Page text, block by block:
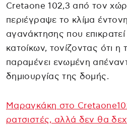
Cretaone 102,3 από τον
περιέγραψε το κλίμα
αγανάκτησης που
κατοίκων, τονίζοντας ότι η
παραμένει ενωμένη
δημιουργίας της δομής.
Μαραγκάκη στο
ρατσιστές, αλλά δεν θα